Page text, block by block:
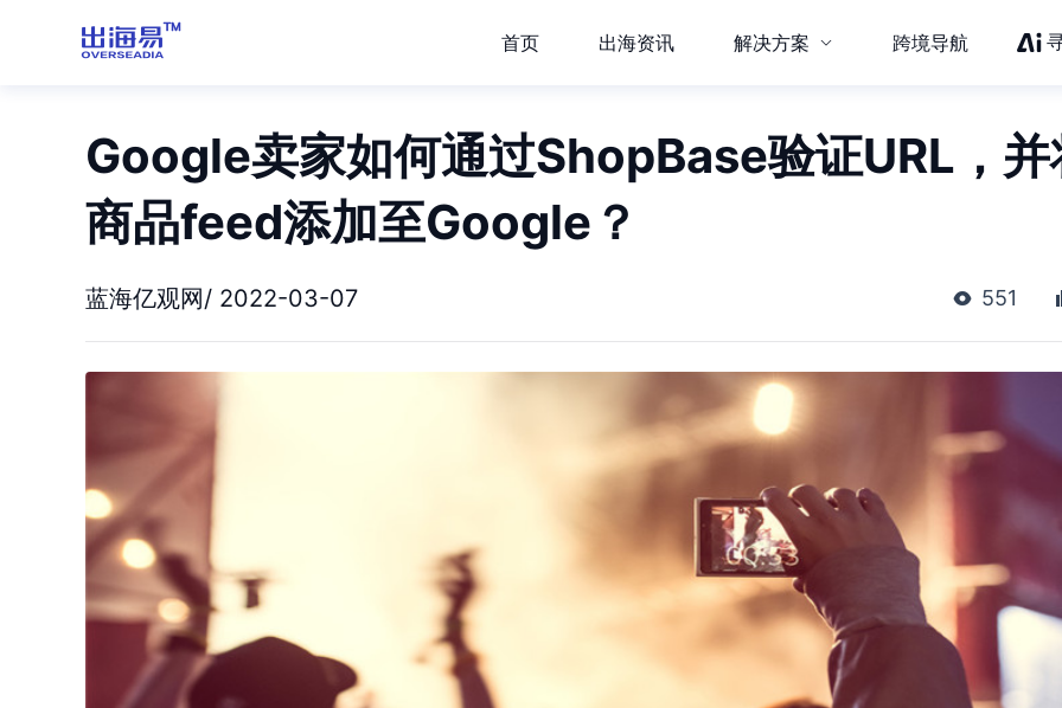
首页 出海资讯 解决方案 跨境导航
Google卖家如何通过ShopBase验证URL，并
商品feed添加至Google？
蓝海亿观网/ 2022-03-07 551